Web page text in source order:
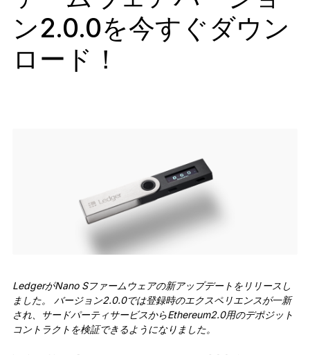
すべて見る
ハードウェアウォレット
まとめ買い & パック
Ledger署名用デバイスを比較する
ン2.0.0を今すぐダウン
ロード！
LedgerがNano Sファームウェアの新アップデートをリリースし
ました。 バージョン2.0.0では登録時のエクスペリエンスが一新
され、サードパーティサービスからEthereum2.0用のデポジット
コントラクトを検証できるようになりました。